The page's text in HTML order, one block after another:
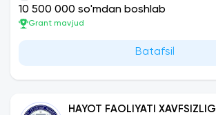
10 500 000 so'mdan boshlab
Grant mavjud
Batafsil
HAYOT FAOLIYATI XAVFSIZLIGI